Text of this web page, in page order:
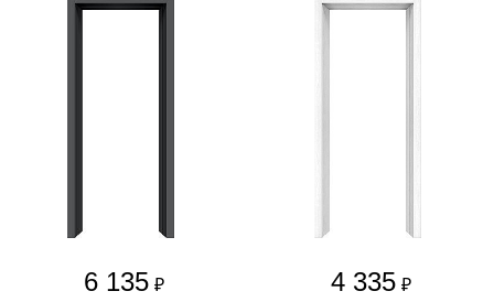
6 135 ₽ 4 335 ₽